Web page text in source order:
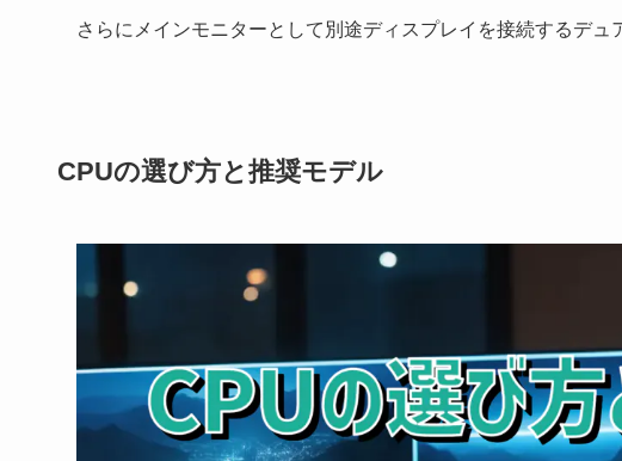
さらにメインモニターとして別途ディスプレイを接続するデュ
CPUの選び方と推奨モデル